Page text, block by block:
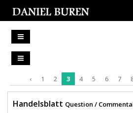
‹ 1 2 3 4 5 6 7
Handelsblatt Question /